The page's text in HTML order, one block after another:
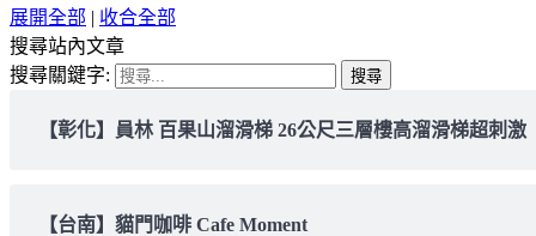
展開全部 | 收合全部
搜尋站內文章
搜尋關鍵字:
【彰化】員林 百果山溜滑梯 26公尺三層樓高溜滑梯超刺激
【台南】貓門咖啡 Cafe Moment